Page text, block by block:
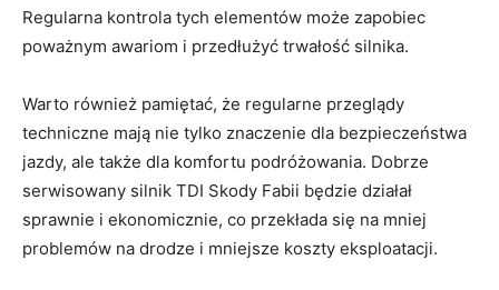
Regularna kontrola ⁣tych ​elementów ⁤może zapobiec ​
poważnym awariom i przedłużyć trwałość silnika.
Warto ‌również pamiętać,‍ że regularne przeglądy ​
techniczne mają nie tylko znaczenie dla ⁤bezpieczeństwa
jazdy, ale⁢ także dla komfortu podróżowania. Dobrze‍
serwisowany⁢ silnik TDI Skody Fabii będzie działał
sprawnie i ekonomicznie,⁣ co przekłada się na mniej
‍problemów na drodze i mniejsze koszty eksploatacji.